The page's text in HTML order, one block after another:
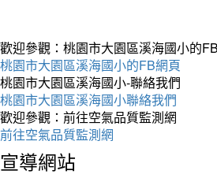
歡迎參觀：桃園市大園區溪海國小的
桃園市大園區溪海國小的FB網頁
桃園市大園區溪海國小-聯絡我們
桃園市大園區溪海國小聯絡我們
歡迎參觀：前往空氣品質監測網
前往空氣品質監測網
宣導網站